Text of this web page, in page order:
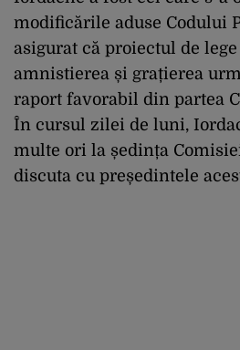
modificările aduse Codului
asigurat că proiectul de
amnistierea și grațierea
raport favorabil din partea
În cursul zilei de luni,
multe ori la ședința
discuta cu președintele